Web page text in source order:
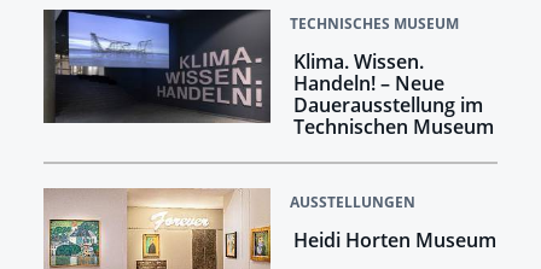
TECHNISCHES MUSEUM
Klima. Wissen.
Handeln! –​​​​​​​ Neue
Dauerausstellung im
Technischen Museum
AUSSTELLUNGEN
Heidi Horten Museum